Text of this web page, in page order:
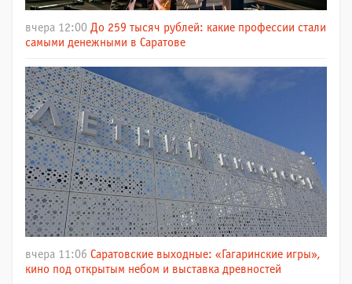
вчера 12:00 До 259 тысяч рублей: какие профессии стали
самыми денежными в Саратове
вчера 11:06 Саратовские выходные: «Гагаринские игры»,
кино под открытым небом и выставка древностей